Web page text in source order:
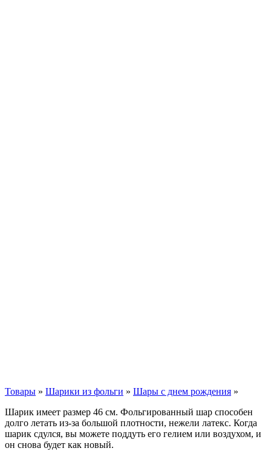
Товары » Шарики из фольги » Шары с днем рождения »
Шарик имеет размер 46 см. Фольгированный шар способен
долго летать из-за большой плотности, нежели латекс. Когда
шарик сдулся, вы можете поддуть его гелием или воздухом, и
он снова будет как новый.